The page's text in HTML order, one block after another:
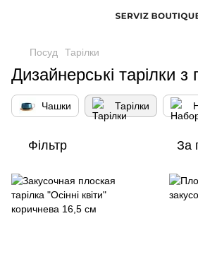
Посуд Тарілки
Дизайнерські тарілки
Чашки Тарілки
Фільтр За